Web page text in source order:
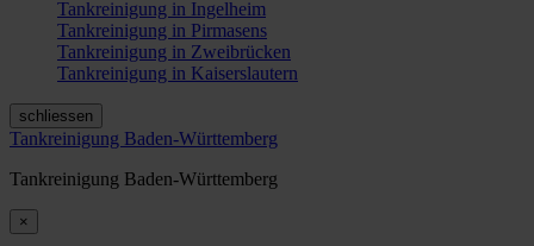
Tankreinigung in Ingelheim
Tankreinigung in Pirmasens
Tankreinigung in Zweibrücken
Tankreinigung in Kaiserslautern
schliessen
Tankreinigung Baden-Württemberg
Tankreinigung Baden-Württemberg
×